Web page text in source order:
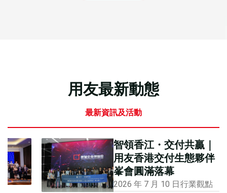
用友最新動態
最新資訊及活動
智領香江・交付共贏｜
用友香港交付生態夥伴
峯會圓滿落幕
2026 年 7 月 10 日 行業觀點